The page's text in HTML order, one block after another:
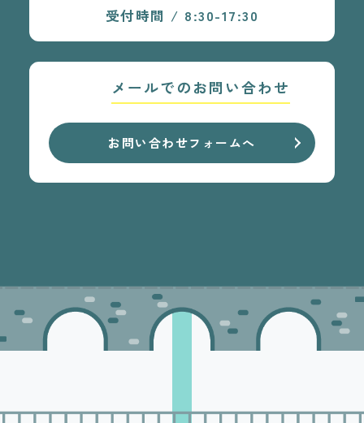
受付時間 / 8:30-17:30
メールでのお問い合わせ
お問い合わせフォームへ